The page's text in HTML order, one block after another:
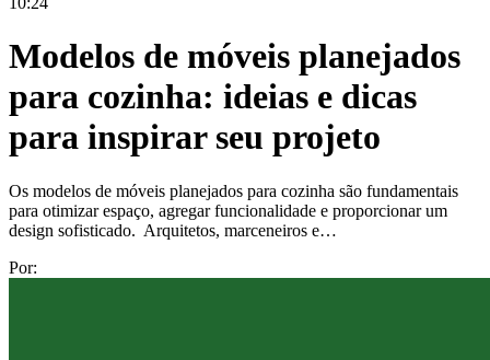
Modelos de móveis planejados
para cozinha: ideias e dicas
para inspirar seu projeto
Os modelos de móveis planejados para cozinha são fundamentais
para otimizar espaço, agregar funcionalidade e proporcionar um
design sofisticado. Arquitetos, marceneiros e…
Por: